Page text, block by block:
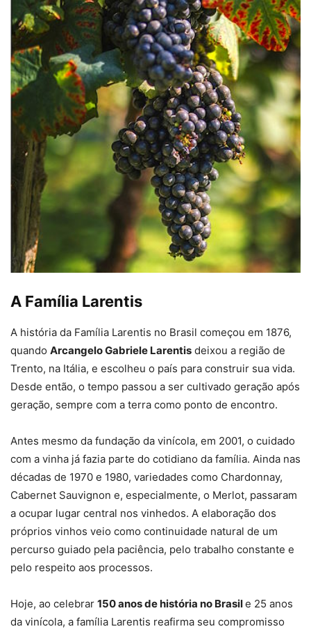
A Família Larentis
A história da Família Larentis no Brasil começou em 1876,
quando Arcangelo Gabriele Larentis deixou a região de
Trento, na Itália, e escolheu o país para construir sua vida.
Desde então, o tempo passou a ser cultivado geração após
geração, sempre com a terra como ponto de encontro.
Antes mesmo da fundação da vinícola, em 2001, o cuidado
com a vinha já fazia parte do cotidiano da família. Ainda nas
décadas de 1970 e 1980, variedades como Chardonnay,
Cabernet Sauvignon e, especialmente, o Merlot, passaram
a ocupar lugar central nos vinhedos. A elaboração dos
próprios vinhos veio como continuidade natural de um
percurso guiado pela paciência, pelo trabalho constante e
pelo respeito aos processos.
Hoje, ao celebrar 150 anos de história no Brasile 25 anos
da vinícola, a família Larentis reafirma seu compromisso